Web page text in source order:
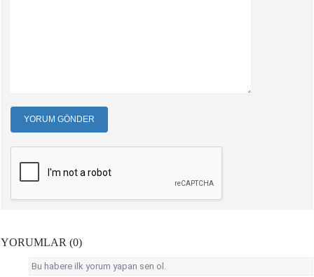
YORUM GÖNDER
YORUMLAR (0)
Bu habere ilk yorum yapan sen ol.